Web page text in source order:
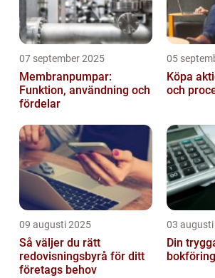
07 september 2025
Membranpumpar:
Funktion, användning och
fördelar
05
Köpa
och
09 augusti 2025
Så väljer du rätt
redovisningsbyrå för ditt
företags behov
03
Din